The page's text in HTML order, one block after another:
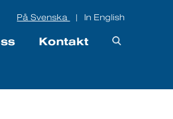
På Svenska In English
Kontakt